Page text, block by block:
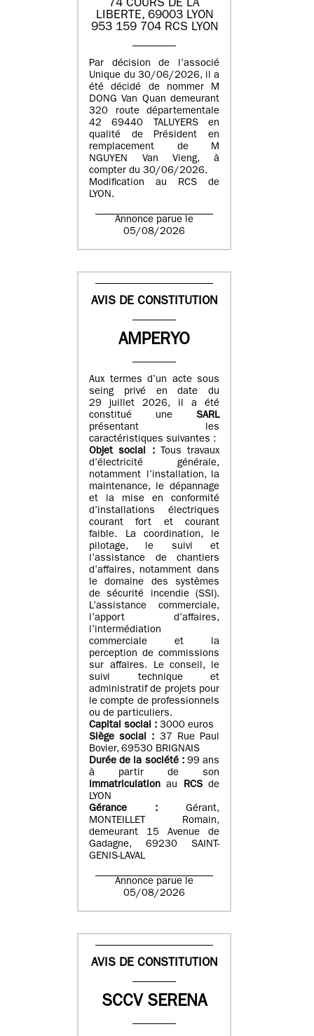
74 COURS DE LA
LIBERTE, 69003 LYON
953 159 704 RCS LYON
Par décision de l’associé
Unique du 30/06/2026, il a
été décidé de nommer M
DONG Van Quan demeurant
320 route départementale
42 69440 TALUYERS en
qualité de Président en
remplacement de M
NGUYEN Van Vieng, à
compter du 30/06/2026.
Modification au RCS de
LYON.
Annonce parue le
05/08/2026
AVIS DE CONSTITUTION
AMPERYO
Aux termes d’un acte sous
seing privé en date du
29 juillet 2026, il a été
constitué une SARL
présentant les
caractéristiques suivantes :
Objet social :
Tous travaux
d’électricité générale,
notamment l’installation, la
maintenance, le dépannage
et la mise en conformité
d’installations électriques
courant fort et courant
faible. La coordination, le
pilotage, le suivi et
l’assistance de chantiers
d’affaires, notamment dans
le domaine des systèmes
de sécurité incendie (SSI).
L’assistance commerciale,
l’apport d’affaires,
l’intermédiation
commerciale et la
perception de commissions
sur affaires. Le conseil, le
suivi technique et
administratif de projets pour
le compte de professionnels
ou de particuliers.
Capital social : 3000 euros
Siège social : 37 Rue Paul
Bovier, 69530 BRIGNAIS
Durée de la société : 99 ans
à partir de son
immatriculation au RCSde
LYON
Gérance :
Gérant,
MONTEILLET Romain,
demeurant 15 Avenue de
Gadagne, 69230 SAINT-
GENIS-LAVAL
Annonce parue le
05/08/2026
AVIS DE CONSTITUTION
SCCV SERENA